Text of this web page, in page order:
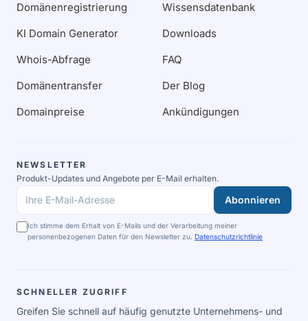
Domänenregistrierung
KI Domain Generator
Whois-Abfrage
Domänentransfer
Domainpreise
Wissensdatenbank
Downloads
FAQ
Der Blog
Ankündigungen
NEWSLETTER
Produkt-Updates und Angebote per E-Mail erhalten.
Ihre E-Mail-Adresse
Abonnieren
Ich stimme dem Erhalt von E-Mails und der Verarbeitung meiner
personenbezogenen Daten für den Newsletter zu. Datenschutzrichtlinie
SCHNELLER ZUGRIFF
Greifen Sie schnell auf häufig genutzte Unternehmens- und